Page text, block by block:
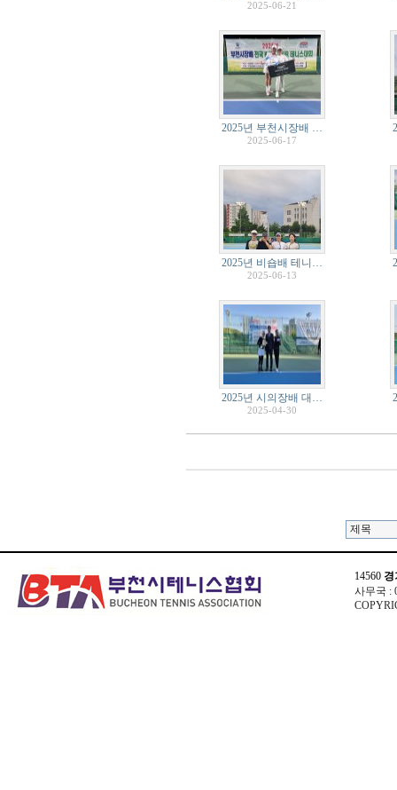
2025-06-21
2025년 부천시장배 …
2025-06-17
2025년 비숍배 테니…
2025-06-13
2025년 시의장배 대…
2025-04-30
14560 경
사무국 :